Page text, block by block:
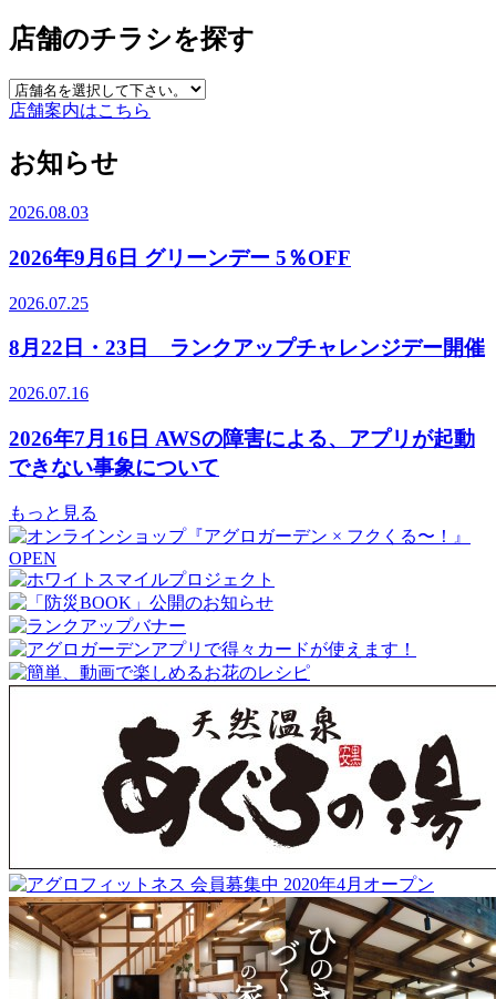
店舗のチラシを探す
店舗案内はこちら
お知らせ
2026.08.03
2026年9月6日 グリーンデー 5％OFF
2026.07.25
8月22日・23日 ランクアップチャレンジデー開催
2026.07.16
2026年7月16日 AWSの障害による、アプリが起動
できない事象について
もっと見る